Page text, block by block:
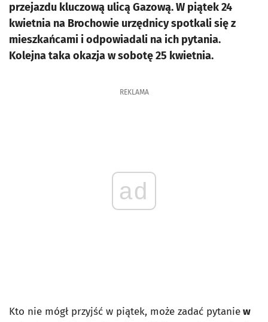
przejazdu kluczową ulicą Gazową. W piątek 24
kwietnia na Brochowie urzędnicy spotkali się z
mieszkańcami i odpowiadali na ich pytania.
Kolejna taka okazja w sobotę 25 kwietnia.
REKLAMA
ad
Kto nie mógł przyjść w piątek, może zadać pytaniew